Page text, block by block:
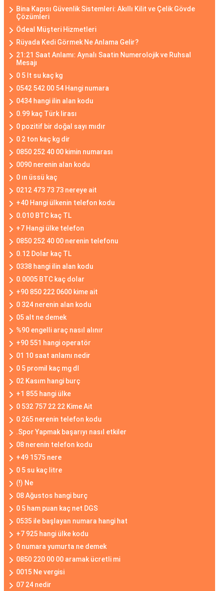
Bina Kapısı Güvenlik Sistemleri: Akıllı Kilit ve Çelik Gövde
Çözümleri
Ödeal Müşteri Hizmetleri
Rüyada Kedi Görmek Ne Anlama Gelir?
21:21 Saat Anlamı: Aynalı Saatin Numerolojik ve Ruhsal
Mesajı
0 5 lt su kaç kg
0542 542 00 54 Hangi numara
0434 hangi ilin alan kodu
0.99 kaç Türk lirası
0 pozitif bir doğal sayı mıdır
0 2 ton kaç kg dir
0850 252 40 00 kimin numarası
0090 nerenin alan kodu
0 ın üssü kaç
0212 473 73 73 nereye ait
+40 Hangi ülkenin telefon kodu
0.010 BTC kaç TL
+7 Hangi ülke telefon
0850 252 40 00 nerenin telefonu
0.12 Dolar kaç TL
0338 hangi ilin alan kodu
0.0005 BTC kaç dolar
+90 850 222 0600 kime ait
0 324 nerenin alan kodu
05 alt ne demek
%90 engelli araç nasıl alınır
+90 551 hangi operatör
01 10 saat anlamı nedir
0 5 promil kaç mg dl
02 Kasım hangi burç
+1 855 hangi ülke
0 532 757 22 22 Kime Ait
0 265 nerenin telefon kodu
.Spor Yapmak başarıyı nasıl etkiler
08 nerenin telefon kodu
+49 1575 nere
0 5 su kaç litre
(!) Ne
08 Ağustos hangi burç
0 5 ham puan kaç net DGS
0535 ile başlayan numara hangi hat
+7 925 hangi ülke kodu
0 numara yumurta ne demek
0850 220 00 00 aramak ücretli mi
0015 Ne vergisi
07 24 nedir